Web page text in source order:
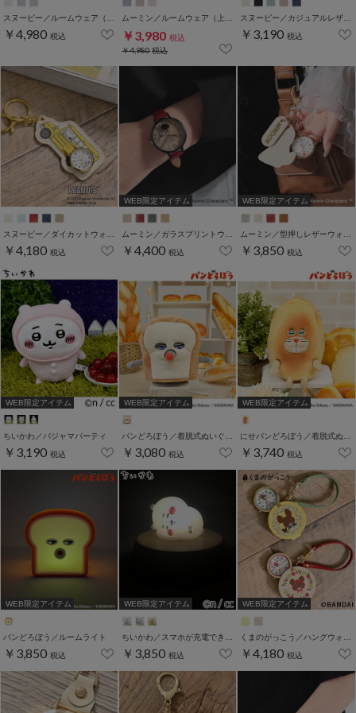
スヌーピー／ルームウェア（上下セット）
￥4,980 税込
ムーミン／ルームウェア（上下セット）
￥3,980 税込
￥4,980税込
スヌーピー／カジュアルレザーウォッチ
￥3,190 税込
￥4,180 税込
WEB限定アイテム
￥4,400 税込
WEB限定アイテム
￥3,850 税込
WEB限定アイテム
ちいかわ／パジャマパーティ
￥3,190 税込
WEB限定アイテム
￥3,080 税込
WEB限定アイテム
￥3,740 税込
WEB限定アイテム
パンどろぼう／ルームライト
￥3,850 税込
WEB限定アイテム
￥3,850 税込
WEB限定アイテム
￥4,180 税込